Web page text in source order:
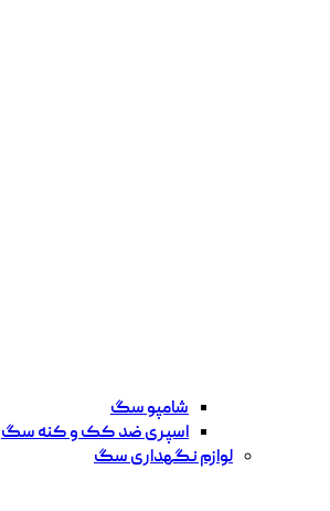
شامپو سگ
اسپری ضد کک و کنه سگ
لوازم نگهداری سگ